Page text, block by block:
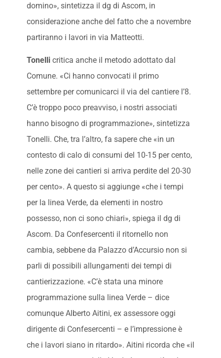
domino», sintetizza il dg di Ascom, in
considerazione anche del fatto che a novembre
partiranno i lavori in via Matteotti.
Tonelli critica anche il metodo adottato dal
Comune. «Ci hanno convocati il primo
settembre per comunicarci il via del cantiere l’8.
C’è troppo poco preavviso, i nostri associati
hanno bisogno di programmazione», sintetizza
Tonelli. Che, tra l’altro, fa sapere che «in un
contesto di calo di consumi del 10-15 per cento,
nelle zone dei cantieri si arriva perdite del 20-30
per cento». A questo si aggiunge «che i tempi
per la linea Verde, da elementi in nostro
possesso, non ci sono chiari», spiega il dg di
Ascom. Da Confesercenti il ritornello non
cambia, sebbene da Palazzo d’Accursio non si
parli di possibili allungamenti dei tempi di
cantierizzazione. «C’è stata una minore
programmazione sulla linea Verde – dice
comunque Alberto Aitini, ex assessore oggi
dirigente di Confesercenti – e l’impressione è
che i lavori siano in ritardo». Aitini ricorda che «il